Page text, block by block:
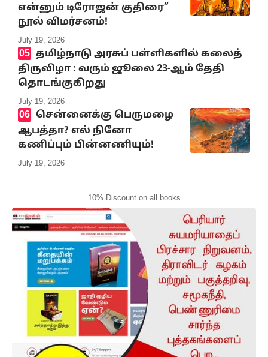
என்னும் டிரோஜன் குதிரை”
நூல் விமர்சனம்!
July 19, 2026
தமிழ்நாடு அரசுப் பள்ளிகளில் கலைத்
திருவிழா : வரும் ஜூலை 23-ஆம் தேதி
தொடங்குகிறது
July 19, 2026
சென்னைக்கு பெருமழை
ஆபத்தா? எல் நினோ
கணிப்பும் பின்னணியும்!
July 19, 2026
10% Discount on all books